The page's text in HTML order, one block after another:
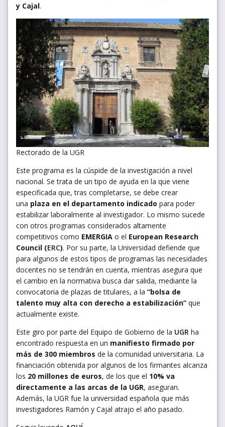
y Cajal.
Rectorado de la UGR
Este programa es la cúspide de la investigación a nivel
nacional. Se trata de un tipo de ayuda en la que viene
especificada que, tras completarse, se debe crear
una plaza en el departamento indicado para poder
estabilizar laboralmente al investigador. Lo mismo sucede
con otros programas considerados altamente
competitivos como EMERGIA o el European Research
Council (ERC). Por su parte, la Universidad defiende que
para algunos de estos tipos de programas las necesidades
docentes no se tendrán en cuenta, mientras asegura que
el cambio en la normativa busca dar salida, mediante la
convocatoria de plazas de titulares, a la “bolsa de
talento muy alta con derecho a estabilización” que
actualmente existe.
Este giro por parte del Equipo de Gobierno de la UGR ha
encontrado respuesta en un manifiesto firmado por
más de 300 miembros de la comunidad universitaria. La
financiación obtenida por algunos de los firmantes alcanza
los 20 millones de euros, de los que el 10% va
directamente a las arcas de la UGR, aseguran.
Además, la UGR fue la universidad española que más
investigadores Ramón y Cajal atrajo el año pasado.